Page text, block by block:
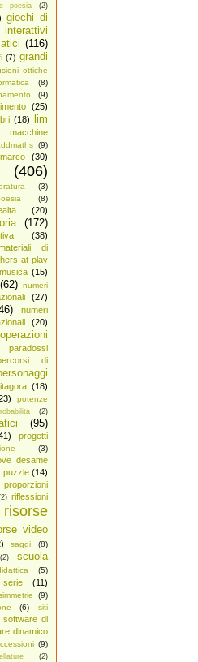
poesia (2)
giochi di
interattivi
(116)
(7) grandi
ottiche
(8)
(9)
(25)
(18)
lim
macchine
(9)
marco (30)
(406)
(3)
(8)
(20)
(172)
(38)
di
at play
musica (15)
(62) numeri
(27)
numeri
(20)
operazioni
paradossi
di
(18)
potenze
(2)
(95)
progetti
(3)
desame
puzzle (14)
proporzioni
riflessioni
risorse
video
saggi
(8)
(2)
scuola
(5)
serie
(11)
(9)
(6)
siti
software di
dinamico
(9)
(2)